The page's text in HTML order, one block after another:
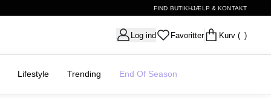
FIND BUTIKHJÆLP & KONTAKT
Log ind Favoritter Kurv ( )
Lifestyle Trending End Of Season